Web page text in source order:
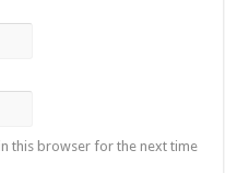
this browser for the next time